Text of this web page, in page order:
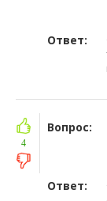
Ответ:
Вопрос:
Ответ:
4